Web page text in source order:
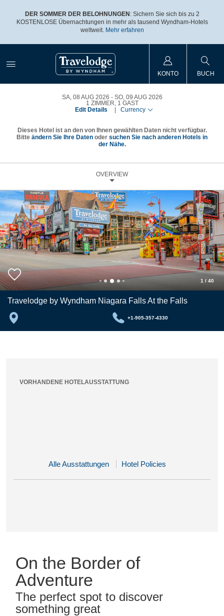
DER SOMMER DER BELOHNUNGEN : Sichern Sie sich bis zu 2
KOSTENLOSE Übernachtungen in mehr als tausend Wyndham-Hotels
weltweit. Mehr erfahren
KONTO BUCH
SA, 08 AUG 2026
SO, 09 AUG 2026
1 ZIMMER, 1 GAST
Edit Details
Currency
Dieses Hotel ist an den von Ihnen gewählten Daten nicht verfügbar.
Bitte ändern Sie Ihre Daten oder suchen Sie nach anderen Hotels in
der Nähe.
OVERVIEW
1 / 40
Travelodge by Wyndham Niagara Falls At the Falls
+1-905-357-4330
VORHANDENE HOTELAUSSTATTUNG
Alle Ausstattungen Hotel Policies
On the Border of
Adventure
The perfect spot to discover
something great